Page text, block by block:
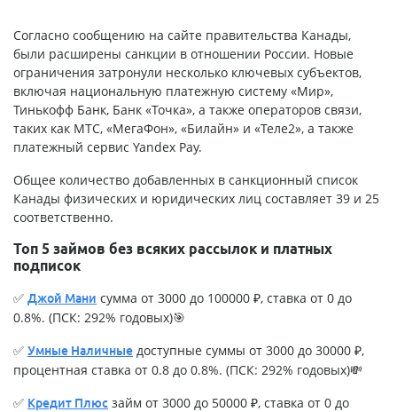
Согласно сообщению на сайте правительства Канады,
были расширены санкции в отношении России. Новые
ограничения затронули несколько ключевых субъектов,
включая национальную платежную систему «Мир»,
Тинькофф Банк, Банк «Точка», а также операторов связи,
таких как МТС, «МегаФон», «Билайн» и «Теле2», а также
платежный сервис Yandex Pay.
Общее количество добавленных в санкционный список
Канады физических и юридических лиц составляет 39 и 25
соответственно.
Топ 5 займов без всяких рассылок и платных
подписок
✅ Джой Мани сумма от 3000 до 100000 ₽, ставка от 0 до
0.8%. (ПСК: 292% годовых)🎯
✅ Умные Наличные доступные суммы от 3000 до 30000 ₽,
процентная ставка от 0.8 до 0.8%. (ПСК: 292% годовых)💸
✅ Кредит Плюс займ от 3000 до 50000 ₽, ставка от 0 до